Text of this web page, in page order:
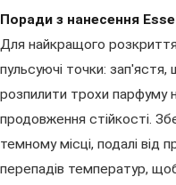
Поради з нанесення
Для найкращого
пульсуючі точки:
розпилити трохи парфуму
продовження стійкості.
темному місці, подалі від
перепадів температур,